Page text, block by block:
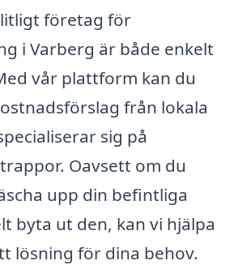
företag för
i Varberg är både enkelt
vår plattform kan du
från lokala
sig på
Oavsett om du
upp din befintliga
byta ut den, kan vi hjälpa
lösning för dina behov.